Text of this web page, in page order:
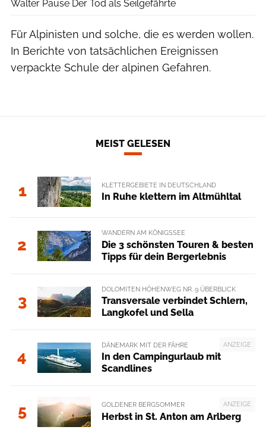
Walter Pause Der Tod als Seilgefährte
Für Alpinisten und solche, die es werden wollen.
In Berichte von tatsächlichen Ereignissen
verpackte Schule der alpinen Gefahren.
MEIST GELESEN
1 KLETTERGEBIETE IN DEUTSCHLAND
In Ruhe klettern im Altmühltal
2
WANDERN AM KÖNIGSSEE
Die 3 schönsten Touren & besten
Tipps für dein Bergerlebnis
3
DOLOMITEN HÖHENWEG NR. 9 ÜBERBLICK
Transversale verbindet Schlern,
Langkofel und Sella
4
ANZEIGE
DÄNEMARK MIT DER FÄHRE
In den Campingurlaub mit
Scandlines
5 ANZEIGE
GOLDENER BERGSOMMER
Herbst in St. Anton am Arlberg